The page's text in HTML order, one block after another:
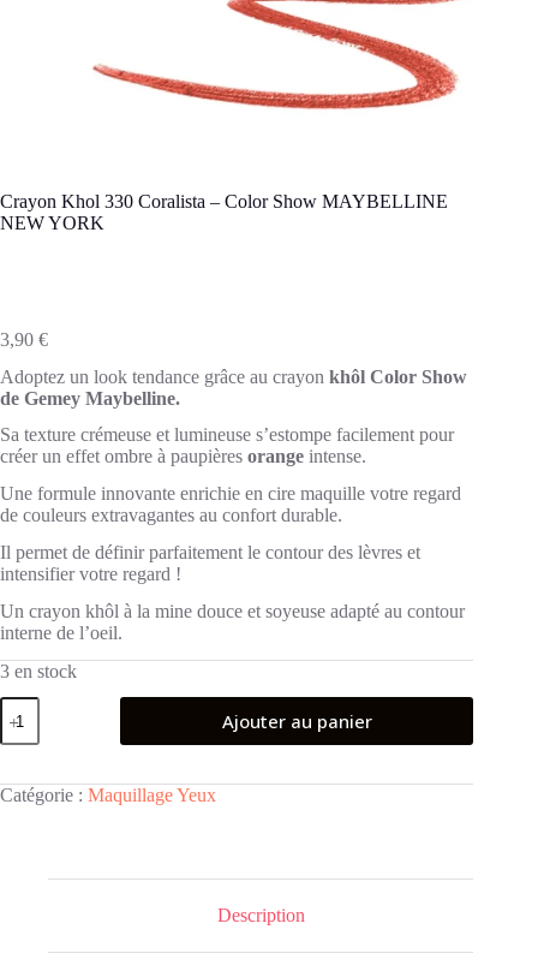
Crayon Khol 330 Coralista – Color Show MAYBELLINE
NEW YORK
3,90 €
Adoptez un look tendance grâce au crayon khôl Color Show
de Gemey Maybelline.
Sa texture crémeuse et lumineuse s’estompe facilement pour
créer un effet ombre à paupières orange intense.
Une formule innovante enrichie en cire maquille votre regard
de couleurs extravagantes au confort durable.
Il permet de définir parfaitement le contour des lèvres et
intensifier votre regard !
Un crayon khôl à la mine douce et soyeuse adapté au contour
interne de l’oeil.
3 en stock
quantité
de
Crayon
330
Coralista
Ajouter au panier
Catégorie : Maquillage Yeux
Description